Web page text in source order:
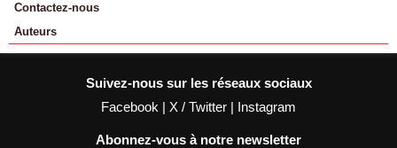
Contactez-nous
Auteurs
Suivez-nous sur les réseaux sociaux
Facebook | X / Twitter | Instagram
Abonnez-vous à notre newsletter